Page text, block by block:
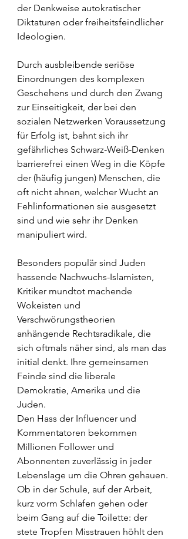
der Denkweise autokratischer
Diktaturen oder freiheitsfeindlicher
Ideologien.
Durch ausbleibende seriöse
Einordnungen des komplexen
Geschehens und durch den Zwang
zur Einseitigkeit, der bei den
sozialen Netzwerken Voraussetzung
für Erfolg ist, bahnt sich ihr
gefährliches Schwarz-Weiß-Denken
barrierefrei einen Weg in die Köpfe
der (häufig jungen) Menschen, die
oft nicht ahnen, welcher Wucht an
Fehlinformationen sie ausgesetzt
sind und wie sehr ihr Denken
manipuliert wird.
Besonders populär sind Juden
hassende Nachwuchs-Islamisten,
Kritiker mundtot machende
Wokeisten und
Verschwörungstheorien
anhängende Rechtsradikale, die
sich oftmals näher sind, als man das
initial denkt. Ihre gemeinsamen
Feinde sind die liberale
Demokratie, Amerika und die
Juden.
Den Hass der Influencer und
Kommentatoren bekommen
Millionen Follower und
Abonnenten zuverlässig in jeder
Lebenslage um die Ohren gehauen.
Ob in der Schule, auf der Arbeit,
kurz vorm Schlafen gehen oder
beim Gang auf die Toilette: der
stete Tropfen Misstrauen höhlt den